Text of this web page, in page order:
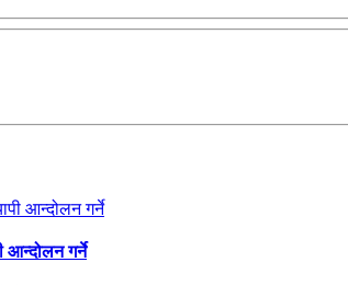
आन्दोलन गर्ने